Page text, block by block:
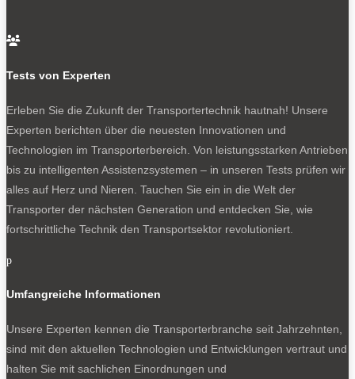

Tests von Experten
Erleben Sie die Zukunft der Transportertechnik hautnah! Unsere
Experten berichten über die neuesten Innovationen und
Technologien im Transporterbereich. Von leistungsstarken Antrieben
bis zu intelligenten Assistenzsystemen – in unseren Tests prüfen wir
alles auf Herz und Nieren. Tauchen Sie ein in die Welt der
Transporter der nächsten Generation und entdecken Sie, wie
fortschrittliche Technik den Transportsektor revolutioniert.
p
Umfangreiche Informationen
Unsere Experten kennen die Transporterbranche seit Jahrzehnten,
sind mit den aktuellen Technologien und Entwicklungen vertraut und
halten Sie mit sachlichen Einordnungen und